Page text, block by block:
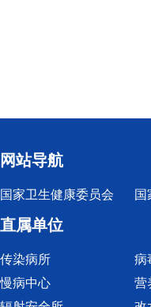
网站导航
国家卫生健康委员会 国
直属单位
传染病所 病
慢病中心
营